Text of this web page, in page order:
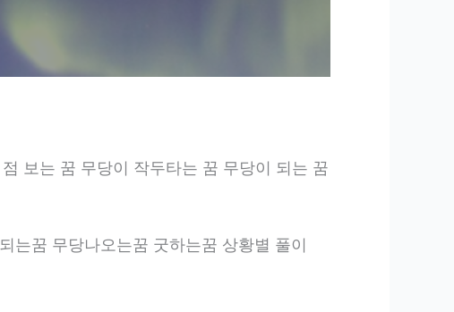
보는 꿈 무당이 작두타는 꿈 무당이 되는 꿈
꿈 무당나오는꿈 굿하는꿈 상황별 풀이